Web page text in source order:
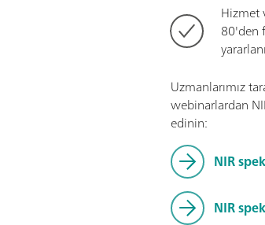
Hizmet
80'den
Uzmanlarımız
webinarlardan
edinin:
NIR
NIR